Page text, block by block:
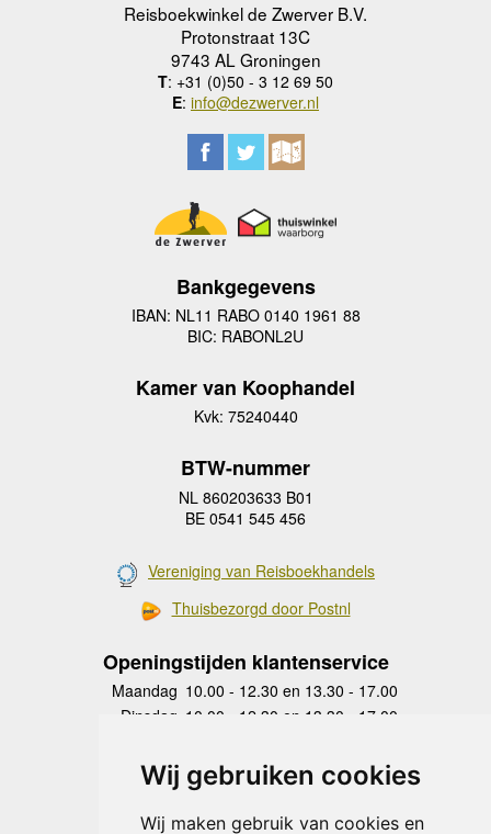
Wij gebruiken cookies
Wij maken gebruik van cookies en
Reisboekwinkel de Zwerver B.V.
Protonstraat 13C
9743 AL Groningen
T: +31 (0)50 - 3 12 69 50
E: info@dezwerver.nl
Bankgegevens
IBAN: NL11 RABO 0140 1961 88
BIC: RABONL2U
Kamer van Koophandel
Kvk: 75240440
BTW-nummer
NL 860203633 B01
BE 0541 545 456
Vereniging van Reisboekhandels
Thuisbezorgd door Postnl
Openingstijden klantenservice
Maandag 10.00 - 12.30 en 13.30 - 17.00
Dinsdag 10.00 - 12.30 en 13.30 - 17.00
Donderdag
10.00 - 12.30 en 13.30 - 17.00
Vrijdag 10.00 - 12.30 en 13.30 - 17.00
Zaterdag
gesloten